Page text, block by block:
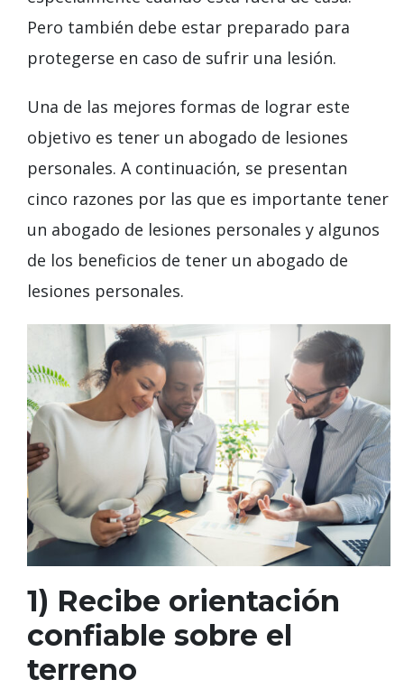
Pero también debe estar preparado para
protegerse en caso de sufrir una lesión.
Una de las mejores formas de lograr este
objetivo es tener un abogado de lesiones
personales. A continuación, se presentan
cinco razones por las que es importante tener
un abogado de lesiones personales y algunos
de los beneficios de tener un abogado de
lesiones personales.
1) Recibe orientación
confiable sobre el
terreno